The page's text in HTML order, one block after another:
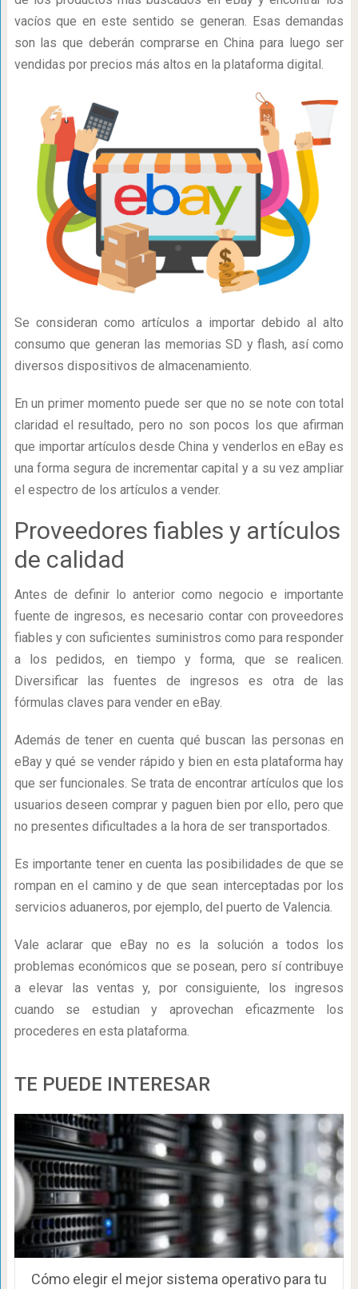
vacíos que en este sentido se generan. Esas demandas
son las que deberán comprarse en China para luego ser
vendidas por precios más altos en la plataforma digital.
Se consideran como artículos a importar debido al alto
consumo que generan las memorias SD y flash, así como
diversos dispositivos de almacenamiento.
En un primer momento puede ser que no se note con total
claridad el resultado, pero no son pocos los que afirman
que importar artículos desde China y venderlos en eBay es
una forma segura de incrementar capital y a su vez ampliar
el espectro de los artículos a vender.
Proveedores fiables y artículos
de calidad
Antes de definir lo anterior como negocio e importante
fuente de ingresos, es necesario contar con proveedores
fiables y con suficientes suministros como para responder
a los pedidos, en tiempo y forma, que se realicen.
Diversificar las fuentes de ingresos es otra de las
fórmulas claves para vender en eBay.
Además de tener en cuenta qué buscan las personas en
eBay y qué se vender rápido y bien en esta plataforma hay
que ser funcionales. Se trata de encontrar artículos que los
usuarios deseen comprar y paguen bien por ello, pero que
no presentes dificultades a la hora de ser transportados.
Es importante tener en cuenta las posibilidades de que se
rompan en el camino y de que sean interceptadas por los
servicios aduaneros, por ejemplo, del puerto de Valencia.
Vale aclarar que eBay no es la solución a todos los
problemas económicos que se posean, pero sí contribuye
a elevar las ventas y, por consiguiente, los ingresos
cuando se estudian y aprovechan eficazmente los
procederes en esta plataforma.
TE PUEDE INTERESAR
Cómo elegir el mejor sistema operativo para tu